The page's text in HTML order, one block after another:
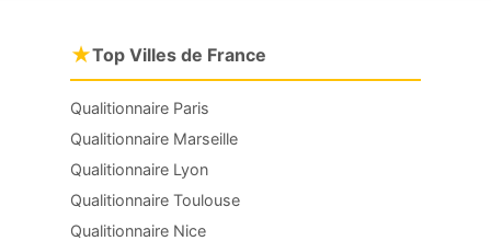
★Top Villes de France
Qualitionnaire Paris
Qualitionnaire Marseille
Qualitionnaire Lyon
Qualitionnaire Toulouse
Qualitionnaire Nice